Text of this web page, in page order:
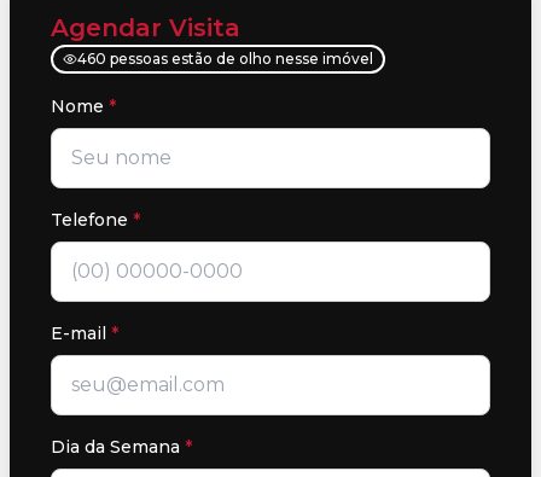
Agendar Visita
460 pessoas estão de olho nesse imóvel
Nome *
Telefone *
E-mail *
Dia da Semana *